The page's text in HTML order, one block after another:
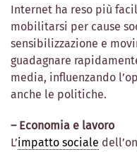
Internet ha reso più
mobilitarsi per cause
sensibilizzazione e
guadagnare
media, influenzando
anche le politiche.
– Economia e lavoro
L’impatto sociale